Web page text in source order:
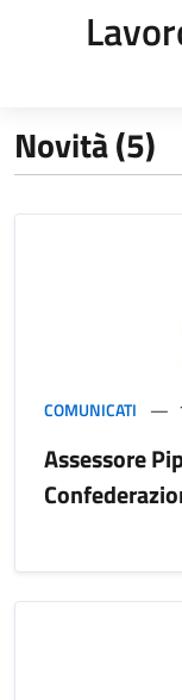
Novità (5)
COMUNICATI
Assessore